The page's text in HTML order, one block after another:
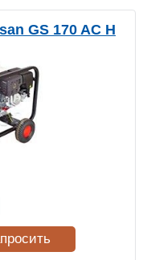
GS 170 AC H